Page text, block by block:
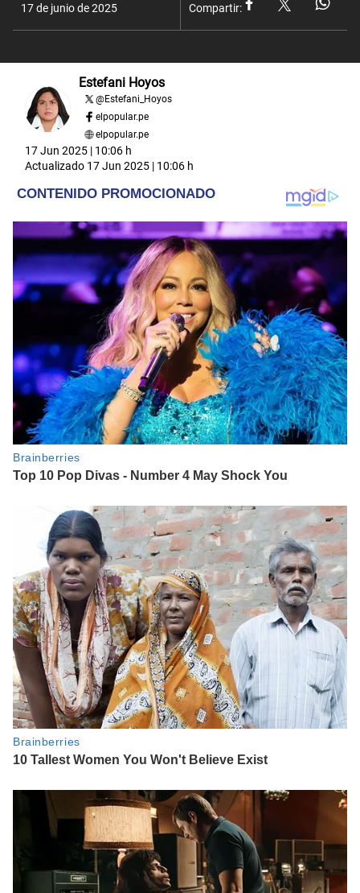
17 de junio de 2025 Compartir:
Estefani Hoyos
@Estefani_Hoyos
elpopular.pe
elpopular.pe
17 Jun 2025 | 10:06 h
Actualizado 17 Jun 2025 | 10:06 h